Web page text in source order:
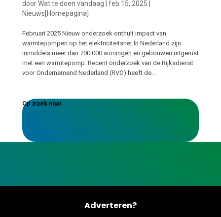
doorWat te doen vandaag feb 15, 2025
Nieuws[Homepagina]
Februari 2025 Nieuw onderzoek onthult impact van
warmtepompen op het elektriciteitsnet In Nederland zijn
inmiddels meer dan 700.000 woningen en gebouwen uitgerust
met een warmtepomp. Recent onderzoek van de Rijksdienst
voor Ondernemend Nederland (RVO) heeft de...
Op zoek naar
Adverteren?